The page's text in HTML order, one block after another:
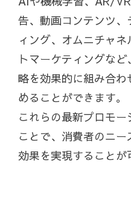
告、動画コンテンツ
ィング、オムニチャ
トマーケティングな
略を効果的に組み合
めることができます。
これらの最新プロモ
ことで、消費者のニ
効果を実現することが